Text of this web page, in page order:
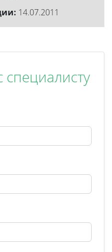
14.07.2011
специалисту